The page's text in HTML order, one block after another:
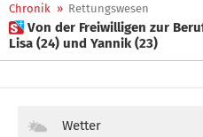
Chronik » Rettungswesen
 Von der Freiwilligen zur Berufsfeuerwehr: Dienstantritt für
Lisa (24) und Yannik (23)
Wetter